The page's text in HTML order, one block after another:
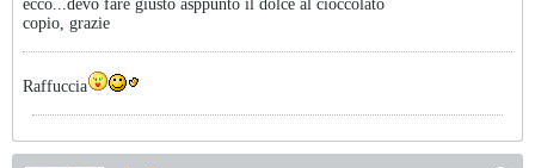
ecco...devo fare giusto asppunto il dolce al cioccolato
copio, grazie
Raffuccia